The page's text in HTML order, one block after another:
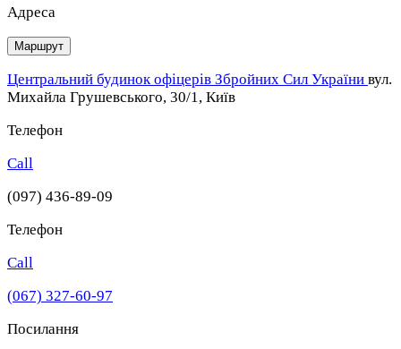
Адреса
Маршрут
Центральний будинок офіцерів Збройних Cил України вул.
Михайла Грушевського, 30/1, Київ
Телефон
Call
(097) 436-89-09
Телефон
Call
(067) 327-60-97
Посилання